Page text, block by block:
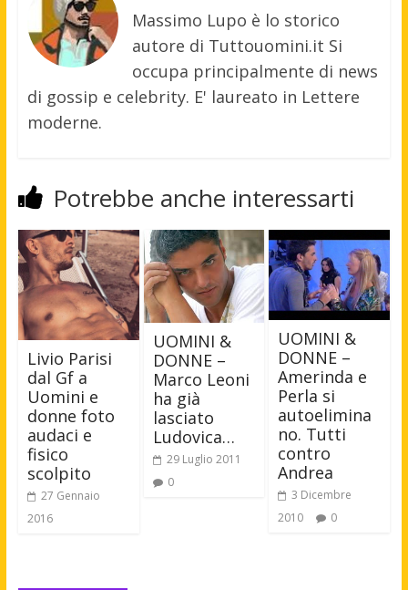
Massimo Lupo è lo storico
autore di Tuttouomini.it Si
occupa principalmente di news
di gossip e celebrity. E' laureato in Lettere
moderne.
Potrebbe anche interessarti
Livio Parisi
dal Gf a
Uomini e
donne foto
audaci e
fisico
scolpito
27 Gennaio
2016
UOMINI &
DONNE –
Marco Leoni
ha già
lasciato
Ludovica…
29 Luglio 2011
0
UOMINI &
DONNE –
Amerinda e
Perla si
autoelimina
no. Tutti
contro
Andrea
3 Dicembre
2010
0